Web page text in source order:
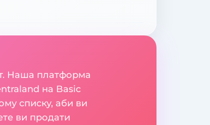
Наша платформа
на Basic
списку, аби ви
ви продати